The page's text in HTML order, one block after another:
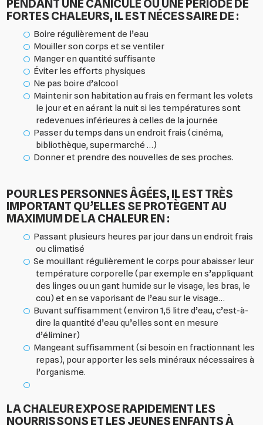
PENDANT UNE CANICULE OU UNE PÉRIODE DE
FORTES CHALEURS, IL EST NÉCESSAIRE DE :
Boire régulièrement de l’eau
Mouiller son corps et se ventiler
Manger en quantité suffisante
Éviter les efforts physiques
Ne pas boire d’alcool
Maintenir son habitation au frais en fermant les volets
le jour et en aérant la nuit si les températures sont
redevenues inférieures à celles de la journée
Passer du temps dans un endroit frais (cinéma,
bibliothèque, supermarché …)
Donner et prendre des nouvelles de ses proches.
POUR LES PERSONNES ÂGÉES, IL EST TRÈS
IMPORTANT QU’ELLES SE PROTÈGENT AU
MAXIMUM DE LA CHALEUR EN :
Passant plusieurs heures par jour dans un endroit frais
ou climatisé
Se mouillant régulièrement le corps pour abaisser leur
température corporelle (par exemple en s’appliquant
des linges ou un gant humide sur le visage, les bras, le
cou) et en se vaporisant de l’eau sur le visage…
Buvant suffisamment (environ 1,5 litre d’eau, c’est-à-
dire la quantité d’eau qu’elles sont en mesure
d’éliminer)
Mangeant suffisamment (si besoin en fractionnant les
repas), pour apporter les sels minéraux nécessaires à
l’organisme.
LA CHALEUR EXPOSE RAPIDEMENT LES
NOURRISSONS ET LES JEUNES ENFANTS À